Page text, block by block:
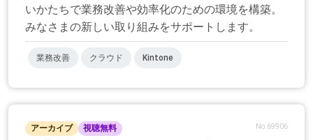
いかたちで業務改善や効率化のための環境を構築。
みなさまの新しい取り組みをサポートします。
業務改善 クラウド Kintone
アーカイブ 視聴無料 No.69906